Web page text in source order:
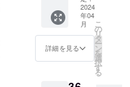
お使い
いただ
けるの
でディ
イの幅
が広が
びいた
だけま
す。
1、赤ピ
ンク系
2、黄色
届いて
からも
長く楽
しめま
す。 ま
別な瞬
間をお
過ごし
いただ
けるア
ング特
別価格
で定価
22,000
円(送料
込
み)→20,
000円。
季節感
2024
年04
月
詳細を見る
こ
の
リ
タ
ー
ン
を
選
択
す
る